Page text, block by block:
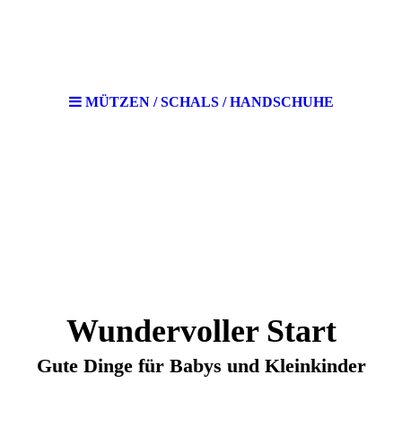
MÜTZEN / SCHALS / HANDSCHUHE
Wundervoller Start
Gute Dinge für Babys und Kleinkinder